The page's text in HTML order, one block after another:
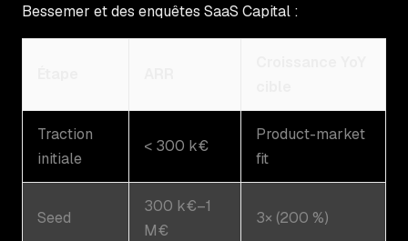
Bessemer et des enquêtes SaaS Capital :
Traction
initiale
< 300 k€
Product-market
fit
Seed
300 k€–1
M€
3× (200 %)